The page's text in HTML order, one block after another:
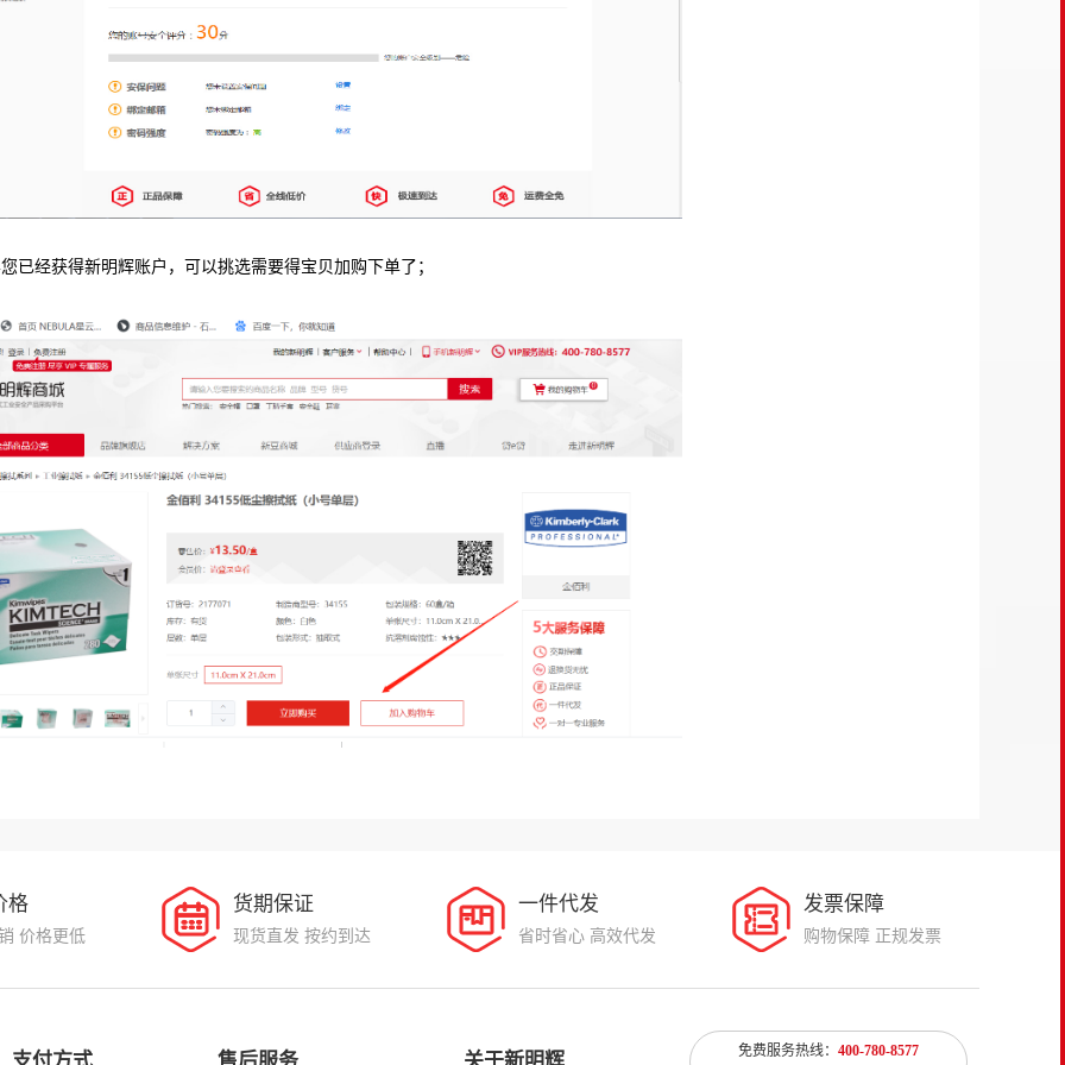
已经获得新明辉账户，可以挑选需要得宝贝加购下单了；
格
价格更低
货期保证
现货直发 按约到达
一件代发
省时省心 高效代发
发票保障
购物保障 正规发票
免费服务热线： 400-780-8577